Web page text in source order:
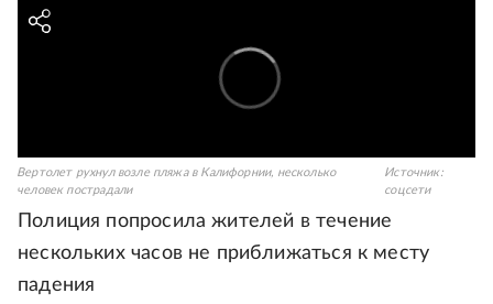
Вертолет рухнул возле пляжа в Калифорнии, несколько
человек пострадали
Источник:
соцсети
Полиция попросила жителей в течение
нескольких часов не приближаться к месту
падения